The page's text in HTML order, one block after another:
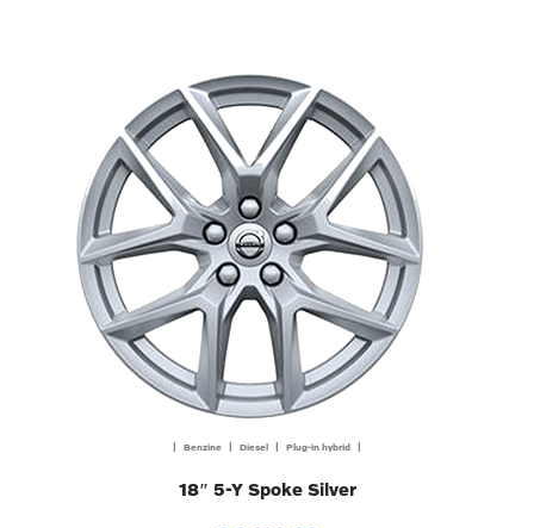
| Benzine | Diesel | Plug-in hybrid |
18″ 5-Y Spoke Silver